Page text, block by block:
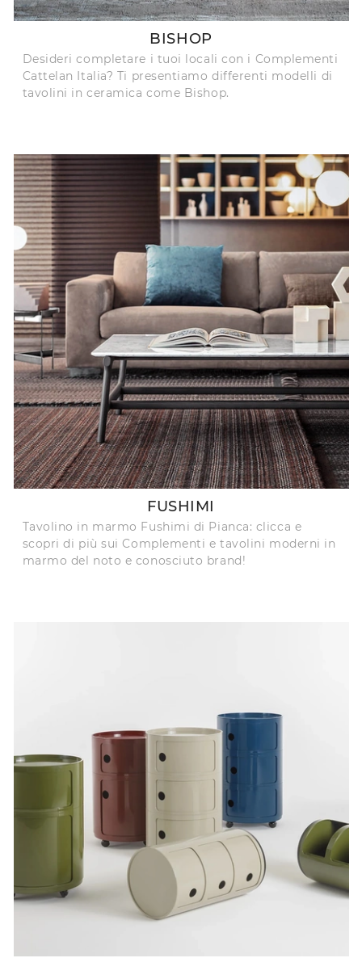
BISHOP
Desideri completare i tuoi locali con i Complementi
Cattelan Italia? Ti presentiamo differenti modelli di
tavolini in ceramica come Bishop.
FUSHIMI
Tavolino in marmo Fushimi di Pianca: clicca e
scopri di più sui Complementi e tavolini moderni in
marmo del noto e conosciuto brand!